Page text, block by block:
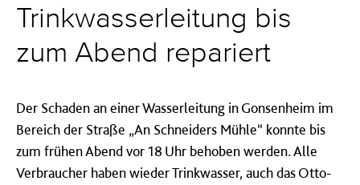
Trinkwasserleitung bis
zum Abend repariert
Der Schaden an einer Wasserleitung in Gonsenheim im
Bereich der Straße „An Schneiders Mühle“ konnte bis
zum frühen Abend vor 18 Uhr behoben werden. Alle
Verbraucher haben wieder Trinkwasser, auch das Otto-